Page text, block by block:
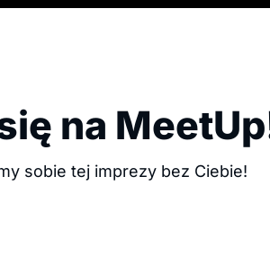
na
sobie tej imprezy bez Ciebie!